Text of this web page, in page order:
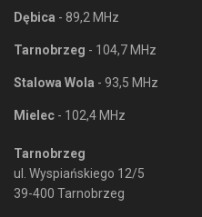
Dębica - 89,2 MHz
Tarnobrzeg - 104,7 MHz
Stalowa Wola - 93,5 MHz
Mielec - 102,4 MHz
Tarnobrzeg
ul. Wyspiańskiego 12/5
39-400 Tarnobrzeg